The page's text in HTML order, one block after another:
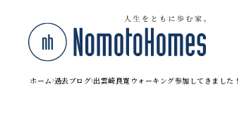
ホーム 過去ブログ 出雲崎良寛ウォーキング参加してきました！